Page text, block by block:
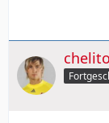
chelito